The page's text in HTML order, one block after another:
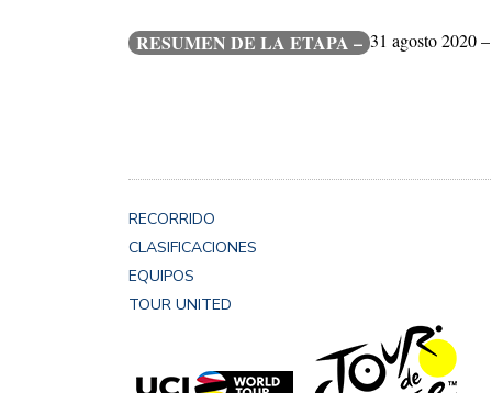
RESUMEN DE LA ETAPA – 31 agosto 2020
RECORRIDO
CLASIFICACIONES
EQUIPOS
TOUR UNITED